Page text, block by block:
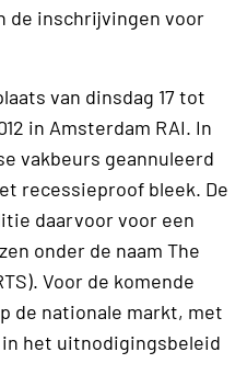
de inschrijvingen voor
van dinsdag 17 tot
in Amsterdam RAI. In
vakbeurs geannuleerd
recessieproof bleek. De
daarvoor voor een
onder de naam The
Voor de komende
de nationale markt, met
het uitnodigingsbeleid